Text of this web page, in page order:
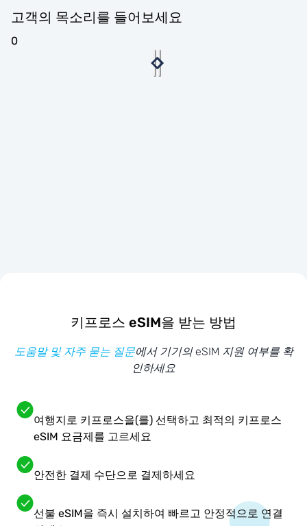
고객의 목소리를 들어보세요
0
키프로스 eSIM을 받는 방법
도움말 및 자주 묻는 질문에서 기기의 eSIM 지원 여부를 확
인하세요
여행지로 키프로스을(를) 선택하고 최적의 키프로스
eSIM 요금제를 고르세요
안전한 결제 수단으로 결제하세요
선불 eSIM을 즉시 설치하여 빠르고 안정적으로 연결